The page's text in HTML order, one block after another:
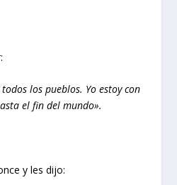
los pueblos. Yo estoy con
el fin del mundo».
y les dijo: